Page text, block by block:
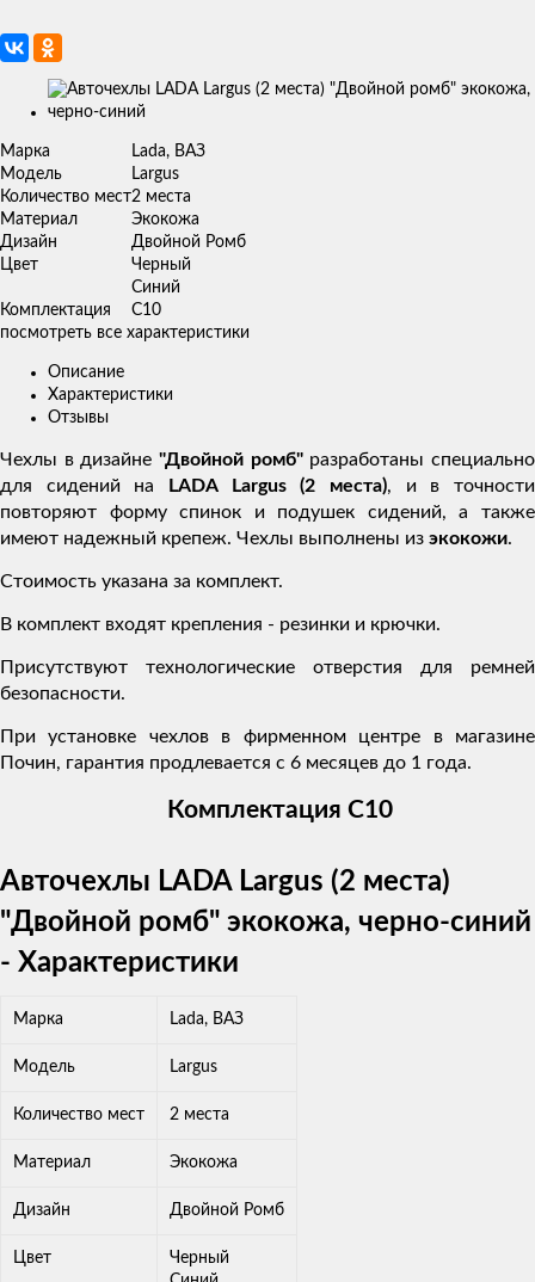
Изображения
товаров
Марка
Lada, ВАЗ
Модель
Largus
Количество мест2 места
Материал
Экокожа
Дизайн
Двойной Ромб
Цвет
Черный
Синий
Комплектация
C10
посмотреть все характеристики
Описание
Характеристики
Отзывы
Чехлы в дизайне "Двойной ромб"разработаны специально
для сидений на
LADA Largus (2 места), и в точности
повторяют форму спинок и подушек сидений, а также
имеют надежный крепеж. Чехлы выполнены из экокожи.
Стоимость указана за комплект.
В комплект входят крепления - резинки и крючки.
Присутствуют технологические отверстия для ремней
безопасности.
При установке чехлов в фирменном центре в магазине
Почин, гарантия продлевается с 6 месяцев до 1 года.
Комплектация C10
Авточехлы LADA Largus (2 места)
"Двойной ромб" экокожа, черно-синий
- Характеристики
Марка Lada, ВАЗ
Модель Largus
Количество мест 2 места
Материал Экокожа
Дизайн Двойной Ромб
Цвет
Черный